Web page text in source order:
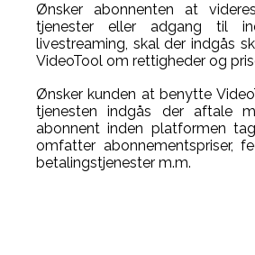
Ønsker abonnenten at
tjenester eller adgang til
livestreaming, skal der indgås
VideoTool om rettigheder og
Ønsker kunden at benytte
tjenesten indgås der aftale
abonnent inden platformen
omfatter abonnementspriser,
betalingstjenester m.m.